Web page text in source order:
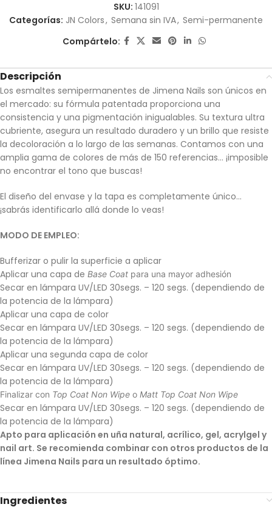
SKU: 141091
Categorías: JN Colors, Semana sin IVA, Semi-permanente
Compártelo:
Descripción
Los esmaltes semipermanentes de Jimena Nails son únicos en
el mercado: su fórmula patentada proporciona una
consistencia y una pigmentación inigualables. Su textura ultra
cubriente, asegura un resultado duradero y un brillo que resiste
la decoloración a lo largo de las semanas. Contamos con una
amplia gama de colores de más de 150 referencias… ¡imposible
no encontrar el tono que buscas!
El diseño del envase y la tapa es completamente único…
¡sabrás identificarlo allá donde lo veas!
MODO DE EMPLEO:
Bufferizar o pulir la superficie a aplicar
Aplicar una capa de Base Coat para una mayor adhesión
Secar en lámpara UV/LED 30segs. – 120 segs. (dependiendo de
la potencia de la lámpara)
Aplicar una capa de color
Secar en lámpara UV/LED 30segs. – 120 segs. (dependiendo de
la potencia de la lámpara)
Aplicar una segunda capa de color
Secar en lámpara UV/LED 30segs. – 120 segs. (dependiendo de
la potencia de la lámpara)
Finalizar con Top Coat Non Wipe o Matt Top Coat Non Wipe
Secar en lámpara UV/LED 30segs. – 120 segs. (dependiendo de
la potencia de la lámpara)
Apto para aplicación en uña natural, acrílico, gel, acrylgel y
nail art. Se recomienda combinar con otros productos de la
línea Jimena Nails para un resultado óptimo.
Ingredientes